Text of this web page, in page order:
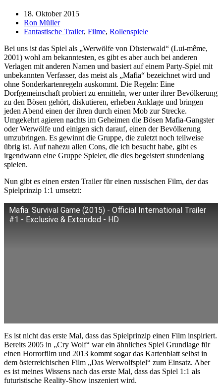
18. Oktober 2015
Ron Müller
Fantastische Trailer, Filme, Rollenspiele
Bei uns ist das Spiel als „Werwölfe von Düsterwald“ (Lui-même,
2001) wohl am bekanntesten, es gibt es aber auch bei anderen
Verlagen mit anderen Namen und basiert auf einem Party-Spiel mit
unbekannten Verfasser, das meist als „Mafia“ bezeichnet wird und
ohne Sonderkartenregeln auskommt. Die Regeln: Eine
Dorfgemeinschaft probiert zu ermitteln, wer unter ihrer Bevölkerung
zu den Bösen gehört, diskutieren, erheben Anklage und bringen
jeden Abend einen der ihren durch einen Mob zur Strecke.
Umgekehrt agieren nachts im Geheimen die Bösen Mafia-Gangster
oder Werwölfe und einigen sich darauf, einen der Bevölkerung
umzubringen. Es gewinnt die Gruppe, die zuletzt noch teilweise
übrig ist. Auf nahezu allen Cons, die ich besucht habe, gibt es
irgendwann eine Gruppe Spieler, die dies begeistert stundenlang
spielen.
Nun gibt es einen ersten Trailer für einen russischen Film, der das
Spielprinzip 1:1 umsetzt:
Mafia: Survival Game (2015) - Official International Trailer
#1 - Exclusive & Extended - HD
Es ist nicht das erste Mal, dass das Spielprinzip einen Film inspiriert.
Bereits 2005 in „Cry Wolf“ war ein ähnliches Spiel Grundlage für
einen Horrorfilm und 2013 kommt sogar das Kartenblatt selbst in
dem österreichischen Film „Das Werwolfspiel“ zum Einsatz. Aber
es ist meines Wissens nach das erste Mal, dass das Spiel 1:1 als
futuristische Reality-Show inszeniert wird.